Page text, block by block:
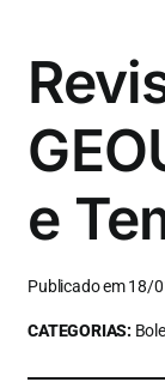
e
Publicado em 18/
CATEGORIAS: